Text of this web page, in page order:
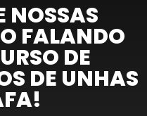
NOSSAS
FALANDO
DE
DE UNHAS